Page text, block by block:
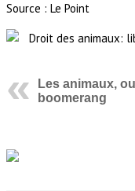
Source : Le Point
Les animaux,
boomerang